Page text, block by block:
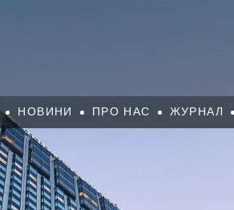
НОВИНИ ПРО НАС ЖУРНАЛ